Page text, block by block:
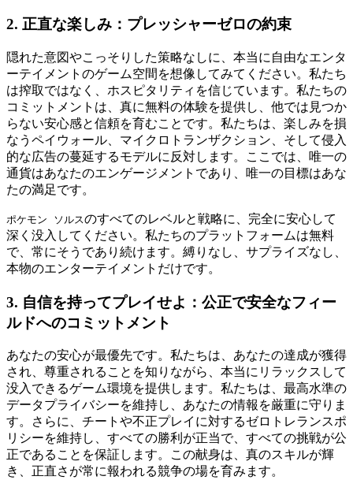
2. 正直な楽しみ：プレッシャーゼロの約束
隠れた意図やこっそりした策略なしに、本当に自由なエンタ
ーテイメントのゲーム空間を想像してみてください。私たち
は搾取ではなく、ホスピタリティを信じています。私たちの
コミットメントは、真に無料の体験を提供し、他では見つか
らない安心感と信頼を育むことです。私たちは、楽しみを損
なうペイウォール、マイクロトランザクション、そして侵入
的な広告の蔓延するモデルに反対します。ここでは、唯一の
通貨はあなたのエンゲージメントであり、唯一の目標はあな
たの満足です。
ポケモン ソルスのすべてのレベルと戦略に、完全に安心して
深く没入してください。私たちのプラットフォームは無料
で、常にそうであり続けます。縛りなし、サプライズなし、
本物のエンターテイメントだけです。
3. 自信を持ってプレイせよ：公正で安全なフィー
ルドへのコミットメント
あなたの安心が最優先です。私たちは、あなたの達成が獲得
され、尊重されることを知りながら、本当にリラックスして
没入できるゲーム環境を提供します。私たちは、最高水準の
データプライバシーを維持し、あなたの情報を厳重に守りま
す。さらに、チートや不正プレイに対するゼロトレランスポ
リシーを維持し、すべての勝利が正当で、すべての挑戦が公
正であることを保証します。この献身は、真のスキルが輝
き、正直さが常に報われる競争の場を育みます。